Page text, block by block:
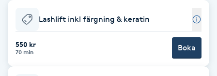
Babylights
Balayage
Lashlift inkl färgning & keratin
550 kr
70 min Boka